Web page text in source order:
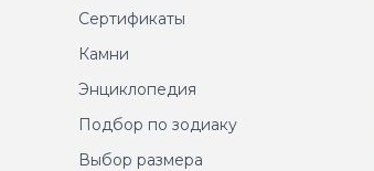
Сертификаты
Камни
Энциклопедия
Подбор по зодиаку
Выбор размера